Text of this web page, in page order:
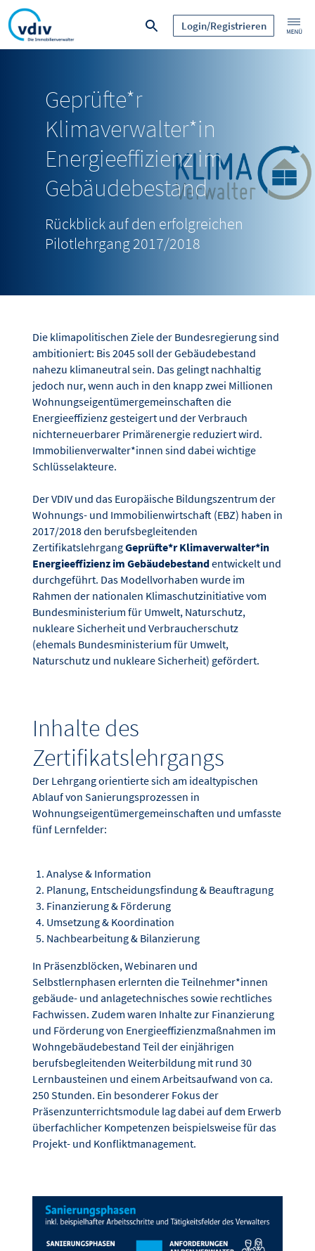
Login/Registrieren
Geprüfte*r
Klimaverwalter*in
Energieeffizienz im
Gebäudebestand
Rückblick auf den erfolgreichen
Pilotlehrgang 2017/2018
Die klimapolitischen Ziele der Bundesregierung sind
ambitioniert: Bis 2045 soll der Gebäudebestand
nahezu klimaneutral sein. Das gelingt nachhaltig
jedoch nur, wenn auch in den knapp zwei Millionen
Wohnungseigentümergemeinschaften die
Energieeffizienz gesteigert und der Verbrauch
nichterneuerbarer Primärenergie reduziert wird.
Immobilienverwalter*innen sind dabei wichtige
Schlüsselakteure.
Der VDIV und das Europäische Bildungszentrum der
Wohnungs- und Immobilienwirtschaft (EBZ) haben in
2017/2018 den berufsbegleitenden
ZertifikatslehrgangGeprüfte*r Klimaverwalter*in
Energieeffizienz im Gebäudebestandentwickelt und
durchgeführt. Das Modellvorhaben wurde im
Rahmen der nationalen Klimaschutzinitiative vom
Bundesministerium für Umwelt, Naturschutz,
nukleare Sicherheit und Verbraucherschutz
(ehemals Bundesministerium für Umwelt,
Naturschutz und nukleare Sicherheit) gefördert.
Inhalte des
Zertifikatslehrgangs
Der Lehrgang orientierte sich am idealtypischen
Ablauf von Sanierungsprozessen in
Wohnungseigentümergemeinschaften und umfasste
fünf Lernfelder:
Analyse & Information
Planung, Entscheidungsfindung & Beauftragung
Finanzierung & Förderung
Umsetzung & Koordination
Nachbearbeitung & Bilanzierung
In Präsenzblöcken, Webinaren und
Selbstlernphasen erlernten die Teilnehmer*innen
gebäude- und anlagetechnisches sowie rechtliches
Fachwissen. Zudem waren Inhalte zur Finanzierung
und Förderung von Energieeffizienzmaßnahmen im
Wohngebäudebestand Teil der einjährigen
berufsbegleitenden Weiterbildung mit rund 30
Lernbausteinen und einem Arbeitsaufwand von ca.
250 Stunden. Ein besonderer Fokus der
Präsenzunterrichtsmodule lag dabei auf dem Erwerb
überfachlicher Kompetenzen beispielsweise für das
Projekt- und Konfliktmanagement.